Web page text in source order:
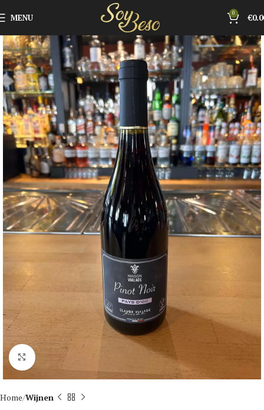
MENU 0 €
Click to enlarge
Home Wijnen